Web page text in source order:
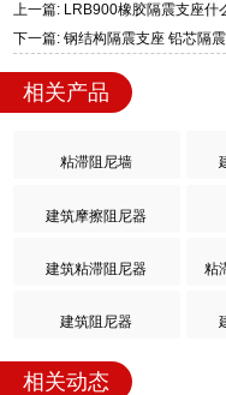
上一篇: LRB900橡胶隔震支座
下一篇: 钢结构隔震支座 铅芯隔
相关产品
粘滞阻尼墙
建筑摩擦阻尼器
建筑粘滞阻尼器 粘
建筑阻尼器
相关动态